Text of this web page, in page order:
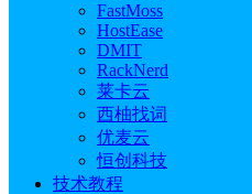
FastMoss
HostEase
DMIT
RackNerd
莱卡云
西柚找词
优麦云
恒创科技
技术教程
芒果店长ERP支持多平台
不同，实际处理订单，获取运
根据运单号的来源，导入单号
自己的货代没有对接芒果店长
子运单号的情况。